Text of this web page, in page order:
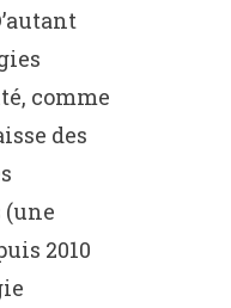
comme
des
(une
2010